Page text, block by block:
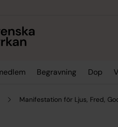
Begravning Dop
Manifestation för Ljus, Fred,